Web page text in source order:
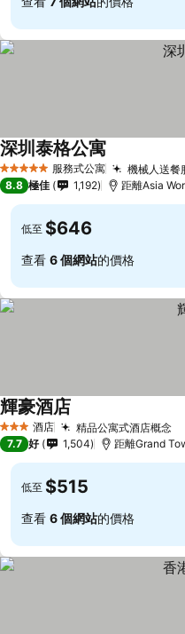
5 星級 服務式公寓 機械人送餐
深圳泰格公寓
8.8 極佳 1,192 距離Asia
低至 $646
查看 6 個網站的價格
3 星級 酒店 精品公寓式酒店概念
輝豪酒店
7.7 好 1,504 距離Grand
低至 $515
查看 6 個網站的價格